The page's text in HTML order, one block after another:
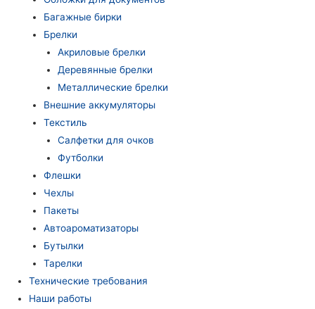
Багажные бирки
Брелки
Акриловые брелки
Деревянные брелки
Металлические брелки
Внешние аккумуляторы
Текстиль
Салфетки для очков
Футболки
Флешки
Чехлы
Пакеты
Автоароматизаторы
Бутылки
Тарелки
Технические требования
Наши работы